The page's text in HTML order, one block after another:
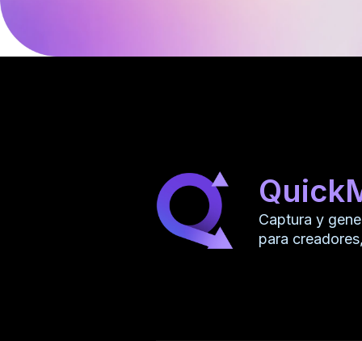
Captura y
para